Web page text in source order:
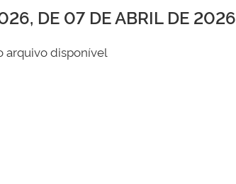
DE 07 DE ABRIL DE 2026
arquivo disponível